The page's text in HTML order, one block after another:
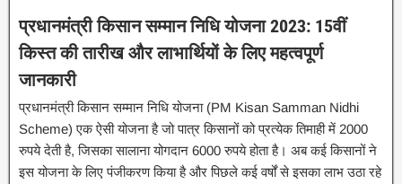
प्रधानमंत्री किसान सम्मान निधि योजना 2023: 15वीं
किस्त की तारीख और लाभार्थियों के लिए महत्वपूर्ण
जानकारी
प्रधानमंत्री किसान सम्मान निधि योजना (PM Kisan Samman Nidhi
Scheme) एक ऐसी योजना है जो पात्र किसानों को प्रत्येक तिमाही में 2000
रुपये देती है, जिसका सालाना योगदान 6000 रुपये होता है। अब कई किसानों ने
इस योजना के लिए पंजीकरण किया है और पिछले कई वर्षों से इसका लाभ उठा रहे